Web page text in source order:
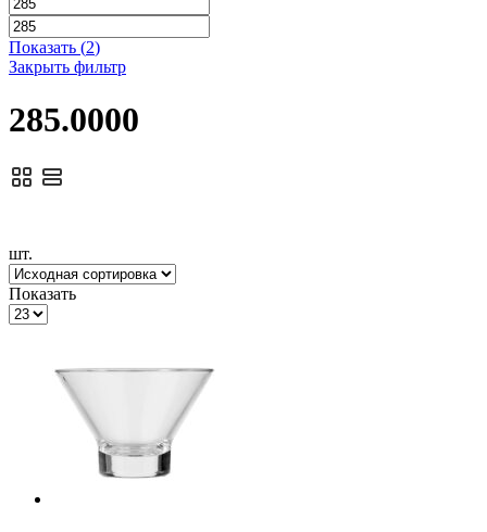
Показать (2)
Закрыть фильтр
285.0000
шт.
Показать